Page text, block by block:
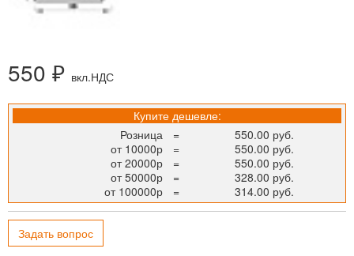
550 ₽ вкл.НДС
Купите дешевле:
Розница
=
550.00 руб.
от 10000р
=
550.00 руб.
от 20000р
=
550.00 руб.
от 50000р
=
328.00 руб.
от 100000р
= 314.00 руб.
Задать вопрос